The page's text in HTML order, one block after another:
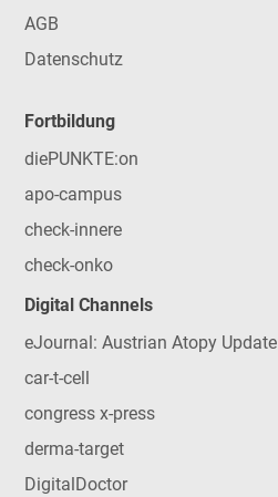
AGB
Datenschutz
Fortbildung
diePUNKTE:on
apo-campus
check-innere
check-onko
Digital Channels
eJournal: Austrian Atopy Update
car-t-cell
congress x-press
derma-target
DigitalDoctor